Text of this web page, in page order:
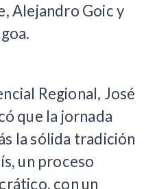
Alejandro Goic y
Regional, José
que la jornada
la sólida tradición
un proceso
con un